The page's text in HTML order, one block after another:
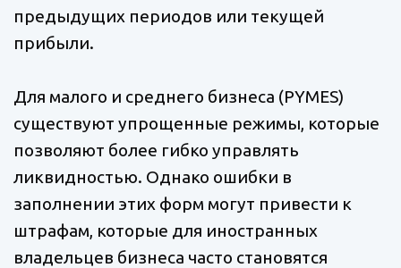
предыдущих периодов или текущей
прибыли.
Для малого и среднего бизнеса (PYMES)
существуют упрощенные режимы, которые
позволяют более гибко управлять
ликвидностью. Однако ошибки в
заполнении этих форм могут привести к
штрафам, которые для иностранных
владельцев бизнеса часто становятся